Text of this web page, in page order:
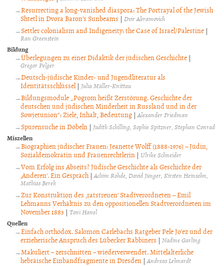
Resurrecting a long-vanished diaspora: The Portrayal of the Jewish
Shtetl in Dvora Baron’s Sunbeams | Dvir Abramovich
Settler colonialism and Indigeneity: the Case of Israel/Palestine |
Ran Greenstein
Bildung
Überlegungen zu einer Didaktik der jüdischen Geschichte |
Gregor Pelger
Deutsch-jüdische Kinder- und Jugendliteratur als
Identitätsschlüssel| Julia Müller-Knittau
Bildungsmodule „Pogrom heißt Zerstörung. Geschichte der
deutschen und jüdischen Minderheit in Russland und in der
Sowjetunion“: Ziele, Inhalt, Bedeutung |Alexander Friedman
Spurensuche in Döbeln | Judith Schilling Sophie Spitzner Stephan Conrad
Miszellen
Biographien jüdischer Frauen: Jeanette Wolff (1888-1976) – Jüdin,
Sozialdemokratin und Frauenrechtlerin | Ulrike Schneider
Vom Erfolg ins Abseits? Jüdische Geschichte als Geschichte der
,Anderen‘. Ein Gespräch |Achim Rohde David Jünger Kirsten Heinsohn
Mathias Berek
Zur Konstruktion des ‚ratstreuen‘ Stadtverordneten – Emil
Lehmanns Verhältnis zu den oppositionellen Stadtverordneten im
November 1883 | Toni Hanel
Quellen
Einfach orthodox. Salomon Carlebachs Ratgeber Pele Jo’ez und der
erzieherische Anspruch des Lübecker Rabbiners | Nadine Garling
Makuliert – zerschnitten – wiederverwendet. Mittelalterliche
hebräische Einbandfragmente in Dresden |Andreas Lehnardt